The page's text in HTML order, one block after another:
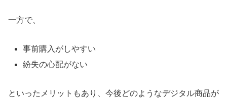
一方で、
事前購入がしやすい
紛失の心配がない
といったメリットもあり、今後どのようなデジタル商品が